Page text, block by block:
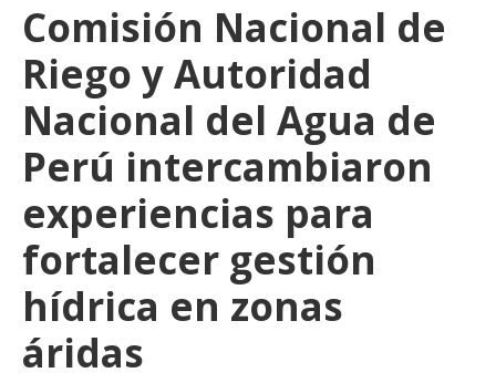
Comisión Nacional de
Riego y Autoridad
Nacional del Agua de
Perú intercambiaron
experiencias para
fortalecer gestión
hídrica en zonas
áridas